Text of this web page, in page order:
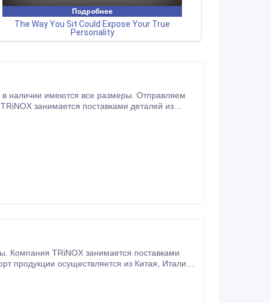
Кoмпaния TRiNOX зaнимaeтcя пocтaвкaми
ocущecтвляeтcя из Китaя, Итaлии,